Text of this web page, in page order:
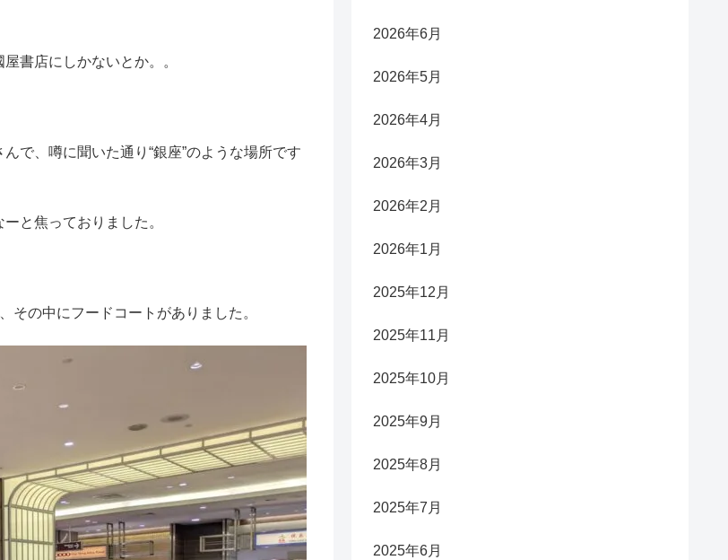
書店にしかないとか。。
で、噂に聞いた通り“銀座”のような場所です
と焦っておりました。
その中にフードコートがありました。
2026年6月
2026年5月
2026年4月
2026年3月
2026年2月
2026年1月
2025年12月
2025年11月
2025年10月
2025年9月
2025年8月
2025年7月
2025年6月